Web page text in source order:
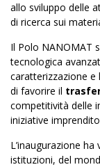
allo sviluppo delle
di ricerca sui
Il Polo NANOMAT
tecnologica
caratterizzazione e
di favorire il
competitività delle
iniziative
L’inaugurazione
istituzioni, del